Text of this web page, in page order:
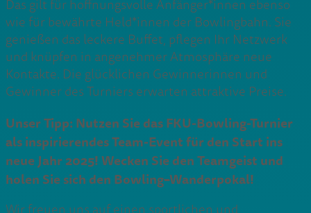
Das gilt für hoffnungsvolle Anfänger*innen ebenso
wie für bewährte Held*innen der Bowlingbahn. Sie
genießen das leckere Buffet, pflegen Ihr Netzwerk
und knüpfen in angenehmer Atmosphäre neue
Kontakte. Die glücklichen Gewinnerinnen und
Gewinner des Turniers erwarten attraktive Preise.
Unser Tipp: Nutzen Sie das FKU-Bowling-Turnier
als inspirierendes Team-Event für den Start ins
neue Jahr 2025! Wecken Sie den Teamgeist und
holen Sie sich den Bowling–Wanderpokal!